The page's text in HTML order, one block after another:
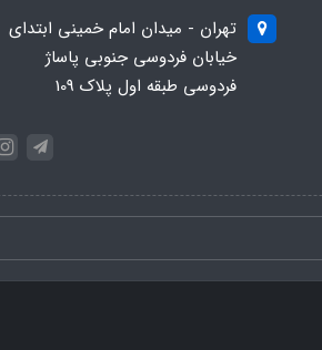
تهران - میدان امام خمینی ابتدای
خیابان فردوسی جنوبی پاساژ
فردوسی طبقه اول پلاک 109